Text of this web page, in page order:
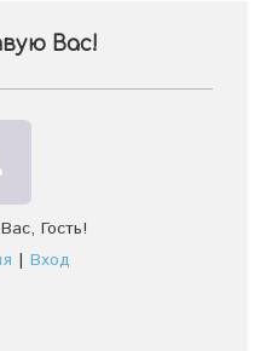
Вас!
, Гость!
| Вход